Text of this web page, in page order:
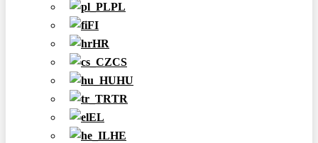
PL
FI
HR
CS
HU
TR
EL
HE